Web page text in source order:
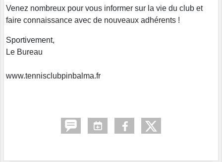
Venez nombreux pour vous informer sur la vie du club et
faire connaissance avec de nouveaux adhérents !
Sportivement,
Le Bureau
www.tennisclubpinbalma.fr